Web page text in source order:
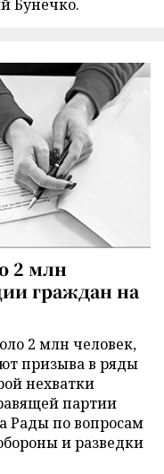
Бунечко.
2 млн
граждан на
2 млн человек,
призыва в ряды
нехватки
партии
Рады по вопросам
и разведки